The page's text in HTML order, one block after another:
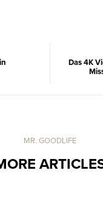
Das 4K
MR. GOODLIFE